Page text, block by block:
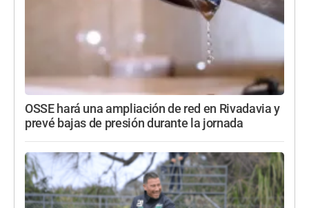
OSSE hará una ampliación de red en Rivadavia y
prevé bajas de presión durante la jornada